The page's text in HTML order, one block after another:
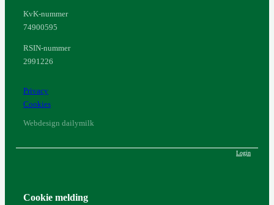
KvK-nummer
74900595
RSIN-nummer
2991226
Privacy
Cookies
Webdesign dailymilk
Login
Cookie melding